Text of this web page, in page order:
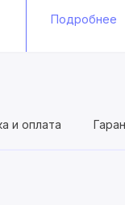
Подробнее
и оплата